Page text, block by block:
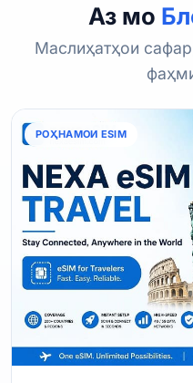
Аз мо
Маслиҳатҳои
РОҲНАМОИ ESIM